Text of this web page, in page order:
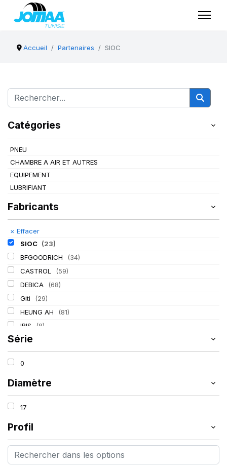
Accueil Partenaires SIOC
Catégories
PNEU
CHAMBRE A AIR ET AUTRES
EQUIPEMENT
LUBRIFIANT
Fabricants
× Effacer
SIOC (23)
BFGOODRICH
(34)
CASTROL
(59)
DEBICA
(68)
Giti
(29)
HEUNG AH
(81)
IRIS
(8)
ITALMATIC
KLEBER (116)
LASSA
LING LONG
MICHELIN (345)
MITAS
Mondolfo ferro
SCHRADER (24)
Série
0
Diamètre
17
Profil